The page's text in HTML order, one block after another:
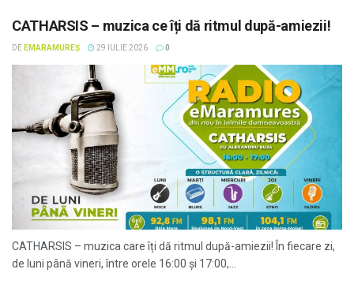
CATHARSIS – muzica ce îți dă ritmul după-amiezii!
DE EMARAMUREȘ 29 IULIE 2026 0
CATHARSIS – muzica care îți dă ritmul după-amiezii! În fiecare zi,
de luni până vineri, între orele 16:00 și 17:00,...